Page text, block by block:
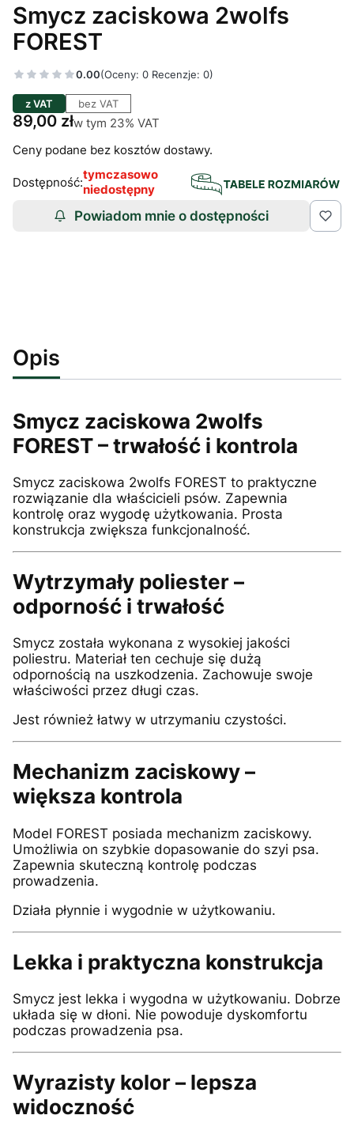
Smycz zaciskowa 2wolfs
FOREST
0.00(Oceny: 0 Recenzje: 0)
z VAT bez VAT
Cena
89,00 złw tym 23% VAT
w tym 23% VAT
Ceny podane bez kosztów dostawy.
Dostępność:tymczasowo
niedostępny
Powiadom mnie o dostępności
Opis
Smycz zaciskowa 2wolfs
FOREST – trwałość i kontrola
Smycz zaciskowa 2wolfs FOREST to praktyczne
rozwiązanie dla właścicieli psów. Zapewnia
kontrolę oraz wygodę użytkowania. Prosta
konstrukcja zwiększa funkcjonalność.
Wytrzymały poliester –
odporność i trwałość
Smycz została wykonana z wysokiej jakości
poliestru. Materiał ten cechuje się dużą
odpornością na uszkodzenia. Zachowuje swoje
właściwości przez długi czas.
Jest również łatwy w utrzymaniu czystości.
Mechanizm zaciskowy –
większa kontrola
Model FOREST posiada mechanizm zaciskowy.
Umożliwia on szybkie dopasowanie do szyi psa.
Zapewnia skuteczną kontrolę podczas
prowadzenia.
Działa płynnie i wygodnie w użytkowaniu.
Lekka i praktyczna konstrukcja
Smycz jest lekka i wygodna w użytkowaniu. Dobrze
układa się w dłoni. Nie powoduje dyskomfortu
podczas prowadzenia psa.
Wyrazisty kolor – lepsza
widoczność